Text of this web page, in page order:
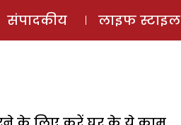
संपादकीय लाइफ स्टाइल